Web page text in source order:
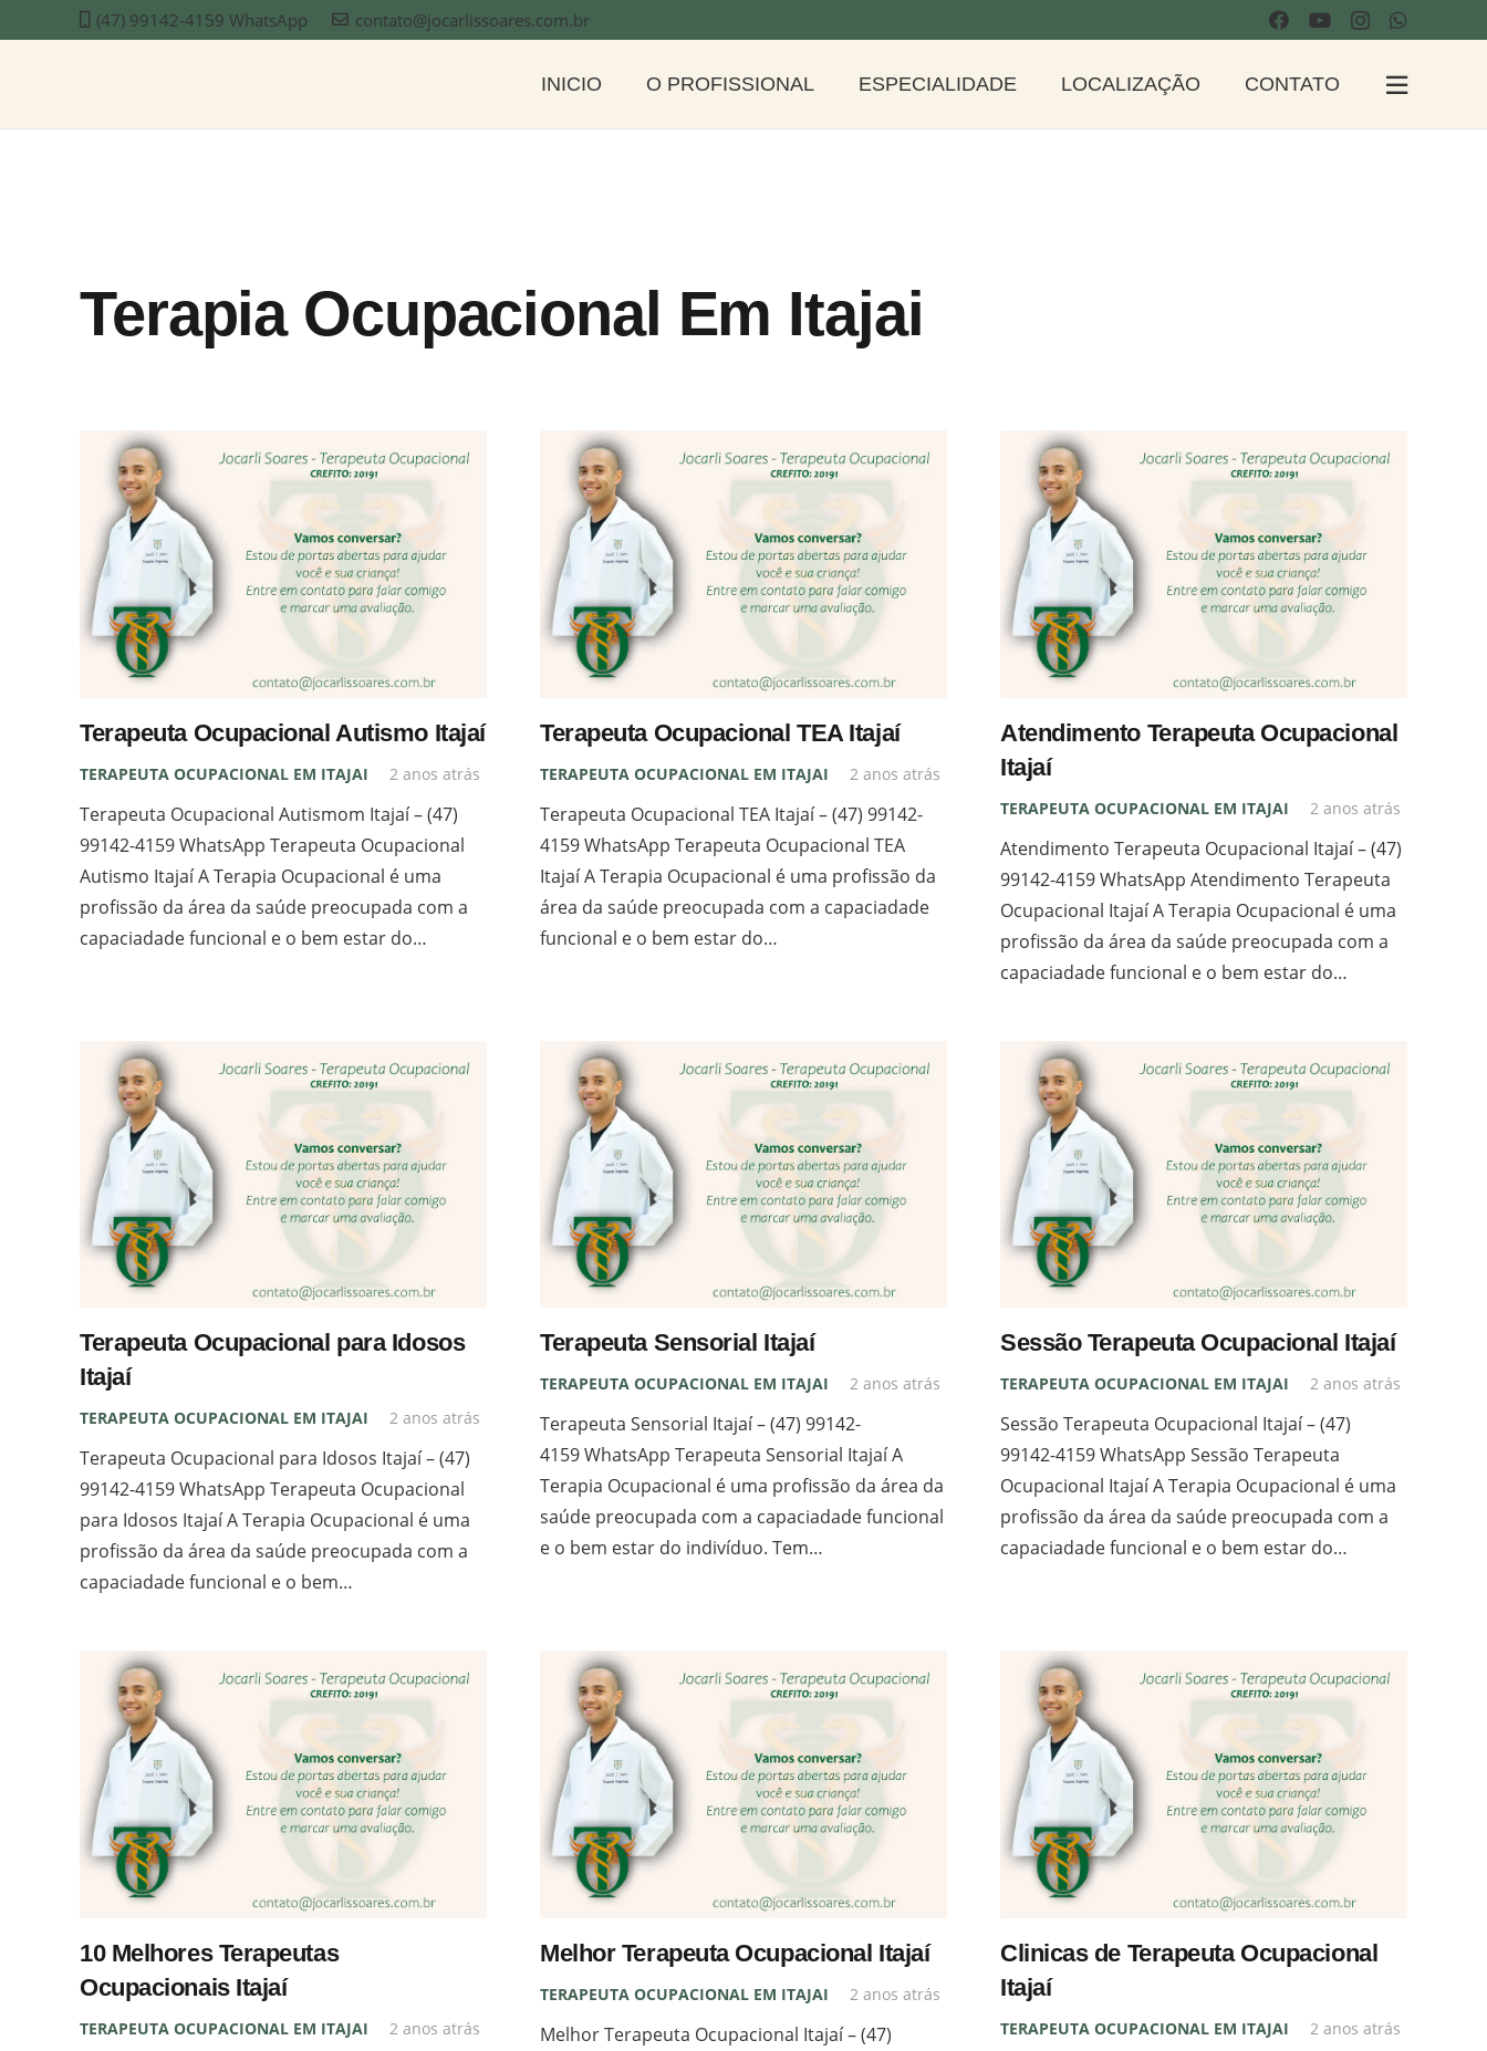
(47) 99142-4159 WhatsApp contato@jocarlissoares.com.br
INICIO O PROFISSIONAL ESPECIALIDADE LOCALIZAÇÃO CONTATO
Terapia Ocupacional Em Itajai
Terapeuta Ocupacional Autismo Itajaí
TERAPEUTA OCUPACIONAL EM ITAJAI 2 anos atrás
Terapeuta Ocupacional Autismom Itajaí – (47)
99142-4159 WhatsApp Terapeuta Ocupacional
Autismo Itajaí A Terapia Ocupacional é uma
profissão da área da saúde preocupada com a
capaciadade funcional e o bem estar do…
Terapeuta Ocupacional TEA Itajaí
TERAPEUTA OCUPACIONAL EM ITAJAI 2 anos atrás
Terapeuta Ocupacional TEA Itajaí – (47) 99142-
4159 WhatsApp Terapeuta Ocupacional TEA
Itajaí A Terapia Ocupacional é uma profissão da
área da saúde preocupada com a capaciadade
funcional e o bem estar do…
Atendimento Terapeuta Ocupacional
Itajaí
TERAPEUTA OCUPACIONAL EM ITAJAI 2 anos atrás
Atendimento Terapeuta Ocupacional Itajaí – (47)
99142-4159 WhatsApp Atendimento Terapeuta
Ocupacional Itajaí A Terapia Ocupacional é uma
profissão da área da saúde preocupada com a
capaciadade funcional e o bem estar do…
Terapeuta Ocupacional para Idosos
Itajaí
TERAPEUTA OCUPACIONAL EM ITAJAI 2 anos atrás
Terapeuta Ocupacional para Idosos Itajaí – (47)
99142-4159 WhatsApp Terapeuta Ocupacional
para Idosos Itajaí A Terapia Ocupacional é uma
profissão da área da saúde preocupada com a
capaciadade funcional e o bem…
Terapeuta Sensorial Itajaí
TERAPEUTA OCUPACIONAL EM ITAJAI 2 anos atrás
Terapeuta Sensorial Itajaí – (47) 99142-
4159 WhatsApp Terapeuta Sensorial Itajaí A
Terapia Ocupacional é uma profissão da área da
saúde preocupada com a capaciadade funcional
e o bem estar do indivíduo. Tem…
Sessão Terapeuta Ocupacional Itajaí
TERAPEUTA OCUPACIONAL EM ITAJAI 2 anos atrás
Sessão Terapeuta Ocupacional Itajaí – (47)
99142-4159 WhatsApp Sessão Terapeuta
Ocupacional Itajaí A Terapia Ocupacional é uma
profissão da área da saúde preocupada com a
capaciadade funcional e o bem estar do…
10 Melhores Terapeutas
Ocupacionais Itajaí
TERAPEUTA OCUPACIONAL EM ITAJAI 2 anos atrás
Melhor Terapeuta Ocupacional Itajaí
TERAPEUTA OCUPACIONAL EM ITAJAI 2 anos atrás
Melhor Terapeuta Ocupacional Itajaí – (47)
Clinicas de Terapeuta Ocupacional
Itajaí
TERAPEUTA OCUPACIONAL EM ITAJAI 2 anos atrás